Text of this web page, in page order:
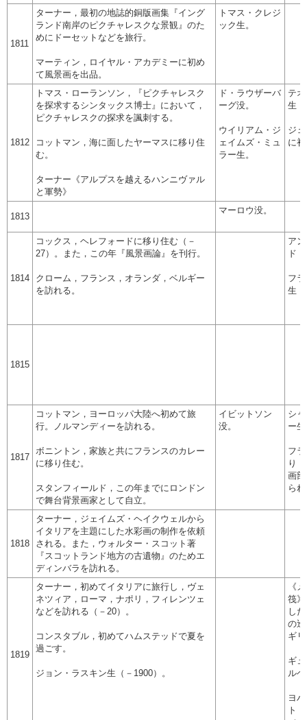
1811
ターナー，最初の地誌的銅版画集『イング
ランド南岸のピクチャレスクな景観』のた
めにドーセットなどを旅行。
マーティン，ロイヤル・アカデミーに初め
て風景画を出品。
トマス・クレジ
ック生。
1812
トマス・ローランソン，『ピクチャレスク
を探求するシンタックス博士』において，
ピクチャレスクの探求を諷刺する。
コットマン，海に面したヤーマスに移り住
む。
ターナー《アルプスを越えるハンニヴァル
と軍勢》
ド・ラウザーバ
ーグ没。
ウイリアム・ジ
ェイムズ・ミュ
ラー生。
テ
生
ジ
に
1813
マーロウ没。
1814
コックス，ヘレフォードに移り住む（－
27）。また，この年『風景画論』を刊行。
クローム，フランス，オランダ，ベルギー
を訪れる。
ア
ド
フ
生
1815
1817
コットマン，ヨーロッパ大陸へ初めて旅
行。ノルマンディーを訪れる。
ボニントン，家族と共にフランスのカレー
に移り住む。
スタンフィールド，この年までにロンドン
で舞台背景画家として自立。
イビットソン
没。
シ
ー
フ
り
画
ら
1818
ターナー，ジェイムズ・ヘイクウェルから
イタリアを主題にした水彩画の制作を依頼
される。また，ウォルター・スコット著
『スコットランド地方の古遺物』のためエ
ディンバラを訪れる。
1819
ターナー，初めてイタリアに旅行し，ヴェ
ネツィア，ローマ，ナポリ，フィレンツェ
などを訪れる（－20）。
コンスタブル，初めてハムステッドで夏を
過ごす。
ジョン・ラスキン生（－1900）。
《
筏
し
の
ギ
ギ
ル
ヨ
ト